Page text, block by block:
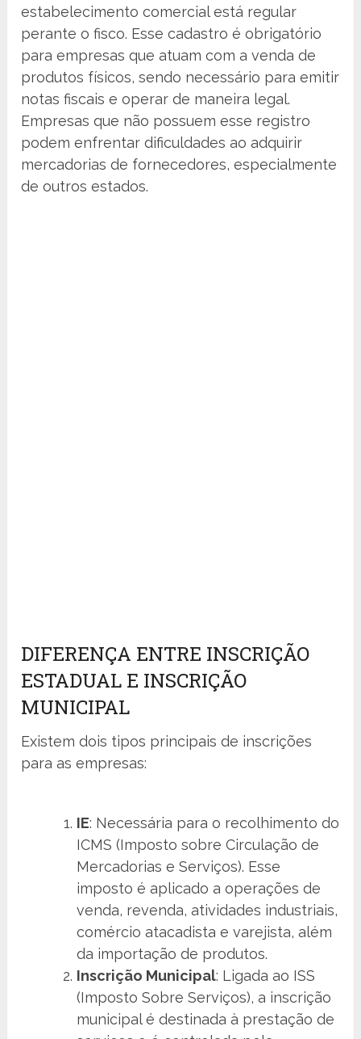
estabelecimento comercial está regular
perante o fisco. Esse cadastro é obrigatório
para empresas que atuam com a venda de
produtos físicos, sendo necessário para emitir
notas fiscais e operar de maneira legal.
Empresas que não possuem esse registro
podem enfrentar dificuldades ao adquirir
mercadorias de fornecedores, especialmente
de outros estados.
DIFERENÇA ENTRE INSCRIÇÃO
ESTADUAL E INSCRIÇÃO
MUNICIPAL
Existem dois tipos principais de inscrições
para as empresas:
IE: Necessária para o recolhimento do
ICMS (Imposto sobre Circulação de
Mercadorias e Serviços). Esse
imposto é aplicado a operações de
venda, revenda, atividades industriais,
comércio atacadista e varejista, além
da importação de produtos.
Inscrição Municipal: Ligada ao ISS
(Imposto Sobre Serviços), a inscrição
municipal é destinada à prestação de